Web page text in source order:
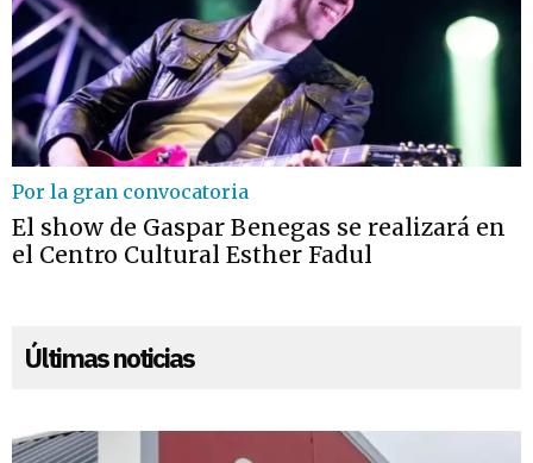
Por la gran convocatoria
El show de Gaspar Benegas se realizará en
el Centro Cultural Esther Fadul
Últimas noticias